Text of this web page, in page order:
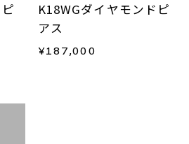
K18WGダイヤモンドピ
アス
¥187,000